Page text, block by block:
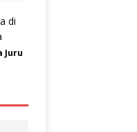
Juru